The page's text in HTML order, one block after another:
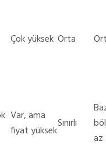
Çok yüksek Orta
Var, ama
fiyat yüksekSınırlı
az